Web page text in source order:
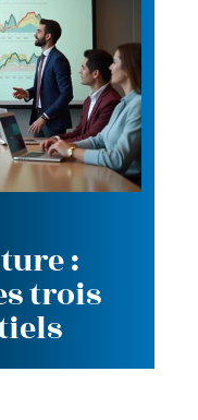
:
trois